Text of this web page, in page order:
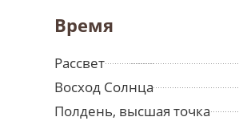
Время
Рассвет
Восход Солнца
Полдень, высшая точка